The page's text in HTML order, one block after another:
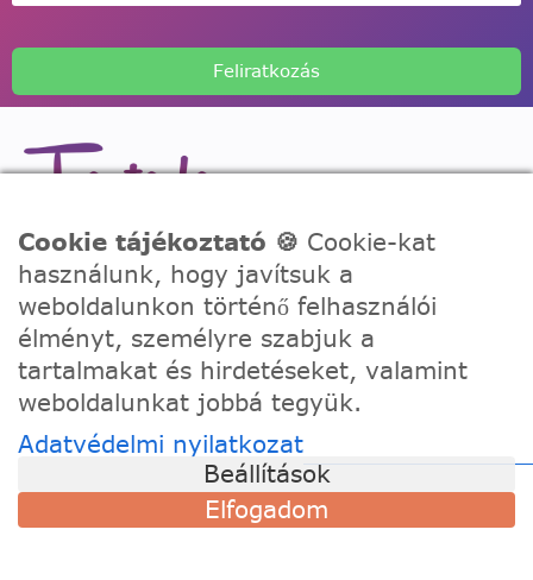
Feliratkozás
A Festede számozott kifestőkkel te is alkothatsz, akár egy
igazi művész! Fesd meg a remekműved korábbi
tapasztalat nélkül, töltődj fel és fejezd ki a kreativitásod!
TÁMOGATÁS
Szállítási információk
Visszaküldés és csere
Gyakori kérdések
Kapcsolat
Cookie tájékoztató 🍪 Cookie-kat
használunk, hogy javítsuk a
weboldalunkon történő felhasználói
élményt, személyre szabjuk a
tartalmakat és hirdetéseket, valamint
weboldalunkat jobbá tegyük.
Adatvédelmi nyilatkozat
Beállítások
Elfogadom